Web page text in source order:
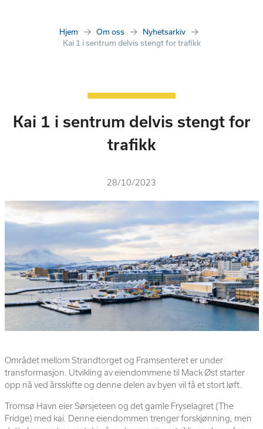
Hjem Om oss
Nyhetsarkiv
Kai 1 i sentrum delvis stengt for trafikk
Kai 1 i sentrum delvis stengt for
trafikk
28/10/2023
Området mellom Strandtorget og Framsenteret er under
transformasjon. Utvikling av eiendommene til Mack Øst starter
opp nå ved årsskifte og denne delen av byen vil få et stort løft.
Tromsø Havn eier Sørsjeteen og det gamle Fryselagret (The
Fridge) med kai. Denne eiendommen trenger forskjønning, men